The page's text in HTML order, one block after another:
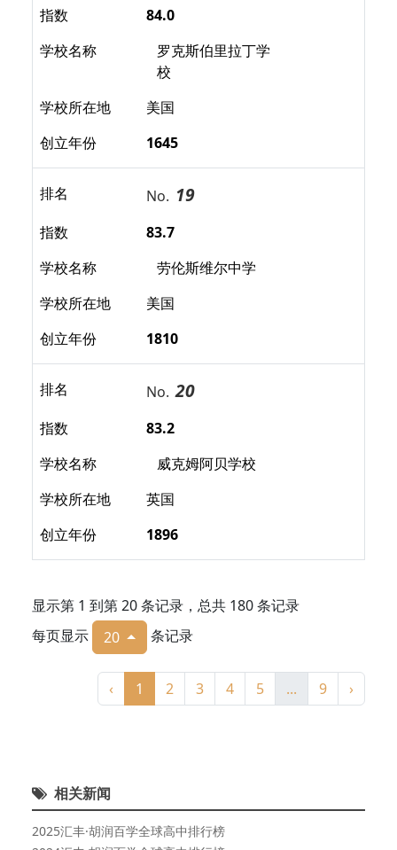
指数
84.0
学校名称
罗克斯伯里拉丁学
校
学校所在地
美国
创立年份
1645
排名 No. 19
指数
83.7
学校名称
劳伦斯维尔中学
学校所在地
美国
创立年份
1810
排名 No. 20
指数
83.2
学校名称
威克姆阿贝学校
学校所在地
英国
创立年份
1896
显示第 1 到第 20 条记录，总共 180 条记录
每页显示
20 条记录
‹ 1 2 3 4 5 ... 9 ›
相关新闻
2025汇丰·胡润百学全球高中排行榜